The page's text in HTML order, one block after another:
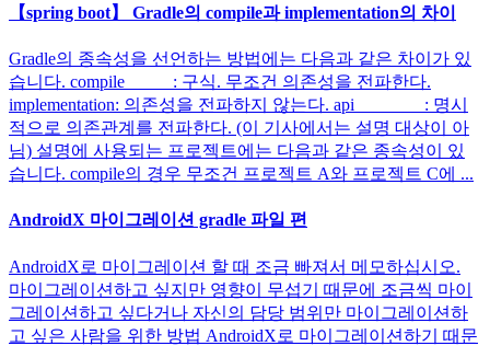
【spring boot】 Gradle의 compile과 implementation의 차이
Gradle의 종속성을 선언하는 방법에는 다음과 같은 차이가 있
습니다. compile : 구식. 무조건 의존성을 전파한다.
implementation: 의존성을 전파하지 않는다. api : 명시
적으로 의존관계를 전파한다. (이 기사에서는 설명 대상이 아
님) 설명에 사용되는 프로젝트에는 다음과 같은 종속성이 있
습니다. compile의 경우 무조건 프로젝트 A와 프로젝트 C에 ...
AndroidX 마이그레이션 gradle 파일 편
AndroidX로 마이그레이션 할 때 조금 빠져서 메모하십시오.
마이그레이션하고 싶지만 영향이 무섭기 때문에 조금씩 마이
그레이션하고 싶다거나 자신의 담당 범위만 마이그레이션하
고 싶은 사람을 위한 방법 AndroidX로 마이그레이션하기 때문